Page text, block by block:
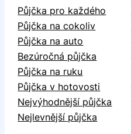
Půjčka pro každého
Půjčka na cokoliv
Půjčka na auto
Bezúročná půjčka
Půjčka na ruku
Půjčka v hotovosti
Nejvýhodnější půjčka
Nejlevnější půjčka